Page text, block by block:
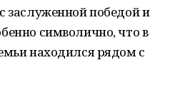
заслуженной победой и
символично, что в
находился рядом с